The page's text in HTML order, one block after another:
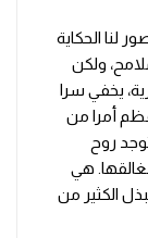
لنا الحكاية
ولكن
يخفي سرا
أمرا من
روح
هي
الكثير من